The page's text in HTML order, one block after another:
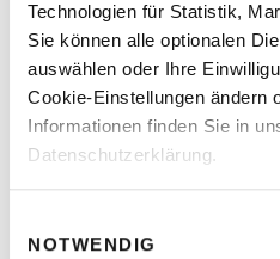
Technologien für Statistik,
Sie können alle optionalen
auswählen oder Ihre
Cookie-Einstellungen ändern
Informationen finden Sie in
Datenschutzerklärung.
NOTWENDIG